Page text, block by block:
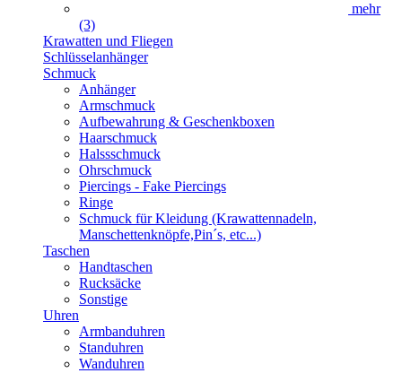
mehr
(3)
Krawatten und Fliegen
Schlüsselanhänger
Schmuck
Anhänger
Armschmuck
Aufbewahrung & Geschenkboxen
Haarschmuck
Halssschmuck
Ohrschmuck
Piercings - Fake Piercings
Ringe
Schmuck für Kleidung (Krawattennadeln,
Manschettenknöpfe,Pin´s, etc...)
Taschen
Handtaschen
Rucksäcke
Sonstige
Uhren
Armbanduhren
Standuhren
Wanduhren